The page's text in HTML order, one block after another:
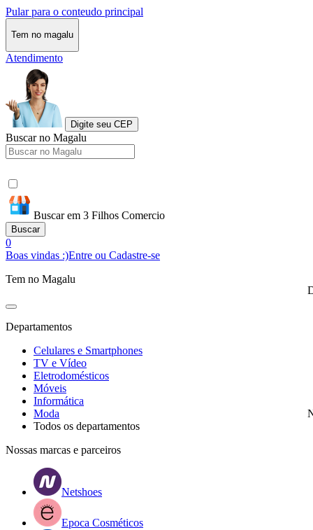
Pular para o conteudo principal
Tem no magalu
Atendimento
Digite seu CEP
Buscar no Magalu
Buscar em 3 Filhos Comercio
Buscar
0
Boas vindas :)Entre ou Cadastre-se
Tem no Magalu
Departamentos
Celulares e Smartphones
TV e Vídeo
Eletrodomésticos
Móveis
Informática
Moda
Todos os departamentos
Nossas marcas e parceiros
Netshoes
Epoca Cosméticos